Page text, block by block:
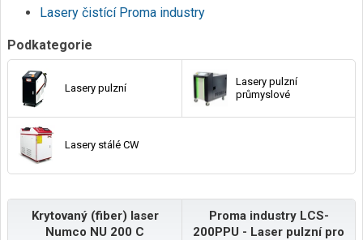
Lasery čistící Proma industry
Podkategorie
Lasery pulzní
Lasery pulzní
průmyslové
Lasery stálé CW
Krytovaný (fiber) laser
Numco NU 200 C
Proma industry LCS-
200PPU - Laser pulzní pro